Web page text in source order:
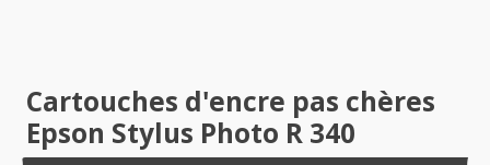
Cartouches d'encre pas chères
Epson Stylus Photo R 340